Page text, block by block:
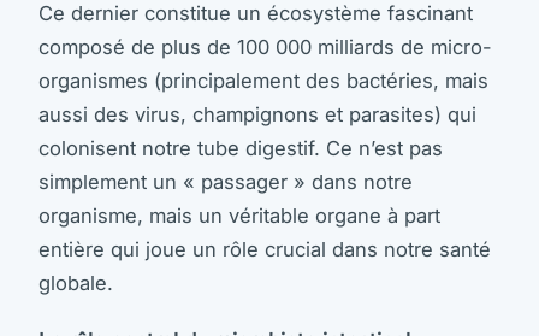
Ce dernier constitue un écosystème fascinant
composé de plus de 100 000 milliards de micro-
organismes (principalement des bactéries, mais
aussi des virus, champignons et parasites) qui
colonisent notre tube digestif. Ce n’est pas
simplement un « passager » dans notre
organisme, mais un véritable organe à part
entière qui joue un rôle crucial dans notre santé
globale.